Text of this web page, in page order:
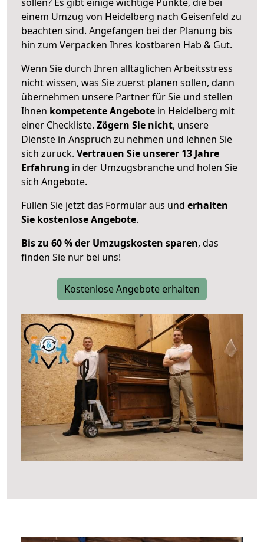
einem Umzug von Heidelberg nach Geisenfeld zu
beachten sind. Angefangen bei der Planung bis
hin zum Verpacken Ihres kostbaren Hab & Gut.
Wenn Sie durch Ihren alltäglichen Arbeitsstress
nicht wissen, was Sie zuerst planen sollen, dann
übernehmen unsere Partner für Sie und stellen
Ihnen kompetente Angebote in Heidelberg mit
einer Checkliste. Zögern Sie nicht, unsere
Dienste in Anspruch zu nehmen und lehnen Sie
sich zurück. Vertrauen Sie unserer 13 Jahre
Erfahrung in der Umzugsbranche und holen Sie
sich Angebote.
Füllen Sie jetzt das Formular aus und erhalten
Sie kostenlose Angebote.
Bis zu 60 % der Umzugskosten sparen, das
finden Sie nur bei uns!
Kostenlose Angebote erhalten